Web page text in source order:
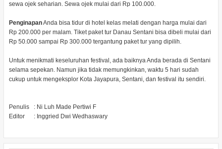
sewa ojek seharian. Sewa ojek mulai dari Rp 100.000.
PenginapanAnda bisa tidur di hotel kelas melati dengan harga mulai dari
Rp 200.000 per malam. Tiket paket tur Danau Sentani bisa dibeli mulai dari
Rp 50.000 sampai Rp 300.000 tergantung paket tur yang dipilih.
Untuk menikmati keseluruhan festival, ada baiknya Anda berada di Sentani
selama sepekan. Namun jika tidak memungkinkan, waktu 5 hari sudah
cukup untuk mengeksplor Kota Jayapura, Sentani, dan festival itu sendiri.
Penulis
: Ni Luh Made Pertiwi F
Editor
: Inggried Dwi Wedhaswary